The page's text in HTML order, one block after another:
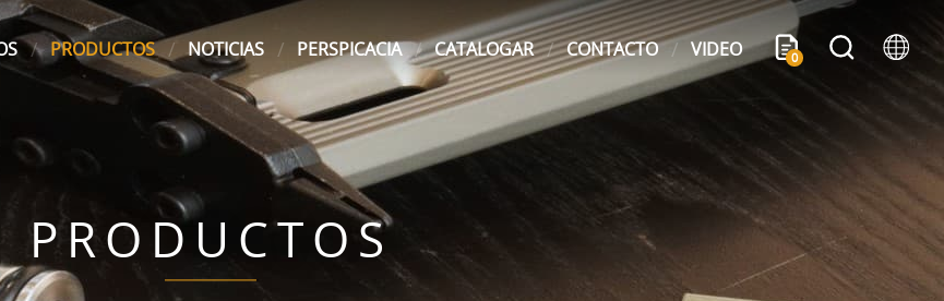
PRODUCTOS NOTICIAS PERSPICACIA CATALOGAR CONTACTO VIDEO 0
PRODUCTOS